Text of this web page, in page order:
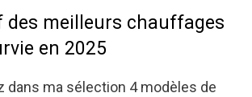
des meilleurs chauffages
en 2025
dans ma sélection 4 modèles de